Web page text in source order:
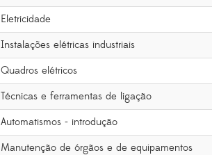
Eletricidade
Instalações elétricas industriais
Quadros elétricos
Técnicas e ferramentas de ligação
Automatismos - introdução
Manutenção de órgãos e de equipamentos